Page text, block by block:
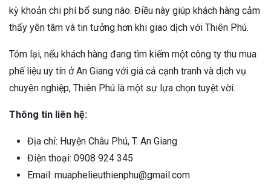
kỳ khoản chi phí bổ sung nào. Điều này giúp khách hàng cảm
thấy yên tâm và tin tưởng hơn khi giao dịch với Thiên Phú.
Tóm lại, nếu khách hàng đang tìm kiếm một công ty thu mua
phế liệu uy tín ở An Giang với giá cả cạnh tranh và dịch vụ
chuyên nghiệp, Thiên Phú là một sự lựa chọn tuyệt vời.
Thông tin liên hệ:
Địa chỉ: Huyện Châu Phú, T. An Giang
Điện thoại: 0908 924 345
Email: muaphelieuthienphu@gmail.com